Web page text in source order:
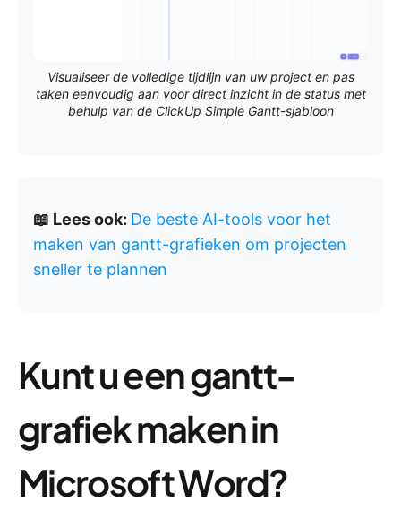
Visualiseer de volledige tijdlijn van uw project en pas
taken eenvoudig aan voor direct inzicht in de status met
behulp van de ClickUp Simple Gantt-sjabloon
📖 Lees ook: De beste AI-tools voor het
maken van gantt-grafieken om projecten
sneller te plannen
Kunt u een gantt-
grafiek maken in
Microsoft Word?